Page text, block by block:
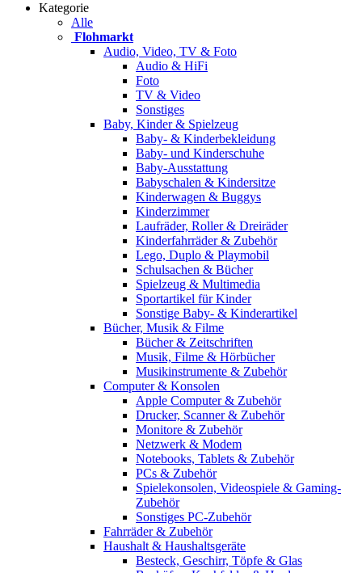
Kategorie
Alle
Flohmarkt
Audio, Video, TV & Foto
Audio & HiFi
Foto
TV & Video
Sonstiges
Baby, Kinder & Spielzeug
Baby- & Kinderbekleidung
Baby- und Kinderschuhe
Baby-Ausstattung
Babyschalen & Kindersitze
Kinderwagen & Buggys
Kinderzimmer
Laufräder, Roller & Dreiräder
Kinderfahrräder & Zubehör
Lego, Duplo & Playmobil
Schulsachen & Bücher
Spielzeug & Multimedia
Sportartikel für Kinder
Sonstige Baby- & Kinderartikel
Bücher, Musik & Filme
Bücher & Zeitschriften
Musik, Filme & Hörbücher
Musikinstrumente & Zubehör
Computer & Konsolen
Apple Computer & Zubehör
Drucker, Scanner & Zubehör
Monitore & Zubehör
Netzwerk & Modem
Notebooks, Tablets & Zubehör
PCs & Zubehör
Spielekonsolen, Videospiele & Gaming-
Zubehör
Sonstiges PC-Zubehör
Fahrräder & Zubehör
Haushalt & Haushaltsgeräte
Besteck, Geschirr, Töpfe & Glas